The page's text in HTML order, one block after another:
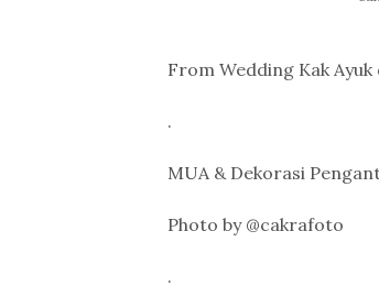
From Wedding Kak Ayuk
.
MUA & Dekorasi
Photo by @cakrafoto
.